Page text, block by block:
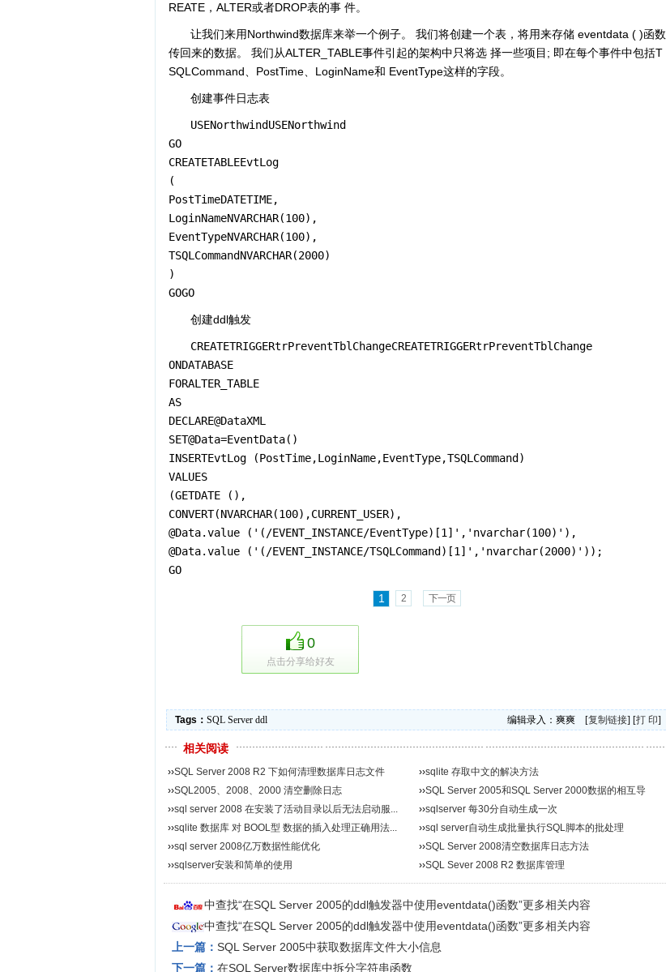
REATE，ALTER或者DROP表的事 件。
让我们来用Northwind数据库来举一个例子。 我们将创建一个表，将用来存储 eventdata ( )函数
传回来的数据。 我们从ALTER_TABLE事件引起的架构中只将选 择一些项目; 即在每个事件中包括T
SQLCommand、PostTime、LoginName和 EventType这样的字段。
创建事件日志表
USENorthwindUSENorthwind
GO
CREATETABLEEvtLog
(
PostTimeDATETIME,
LoginNameNVARCHAR(100),
EventTypeNVARCHAR(100),
TSQLCommandNVARCHAR(2000)
)
GOGO
创建ddl触发
CREATETRIGGERtrPreventTblChangeCREATETRIGGERtrPreventTblChange
ONDATABASE
FORALTER_TABLE
AS
DECLARE@DataXML
SET@Data=EventData()
INSERTEvtLog (PostTime,LoginName,EventType,TSQLCommand)
VALUES
(GETDATE (),
CONVERT(NVARCHAR(100),CURRENT_USER),
@Data.value ('(/EVENT_INSTANCE/EventType)[1]','nvarchar(100)'),
@Data.value ('(/EVENT_INSTANCE/TSQLCommand)[1]','nvarchar(2000)'));
GO
1 2 下一页
0
点击分享给好友
Tags： SQL Server ddl 编辑录入：爽爽 [复制链接] [打 印]
相关阅读
››SQL Server 2008 R2 下如何清理数据库日志文件 ››sqlite 存取中文的解决方法
››SQL2005、2008、2000 清空删除日志 ››SQL Server 2005和SQL Server 2000数据的相互导
入...
››sql server 2008 在安装了活动目录以后无法启动服... ››sqlserver 每30分自动生成一次
››sqlite 数据库 对 BOOL型 数据的插入处理正确用法... ››sql server自动生成批量执行SQL脚本的批处理
››sql server 2008亿万数据性能优化 ››SQL Server 2008清空数据库日志方法
››sqlserver安装和简单的使用 ››SQL Sever 2008 R2 数据库管理
中查找“在SQL Server 2005的ddl触发器中使用eventdata()函数”更多相关内容
中查找“在SQL Server 2005的ddl触发器中使用eventdata()函数”更多相关内容
上一篇： SQL Server 2005中获取数据库文件大小信息
下一篇： 在SQL Server数据库中拆分字符串函数